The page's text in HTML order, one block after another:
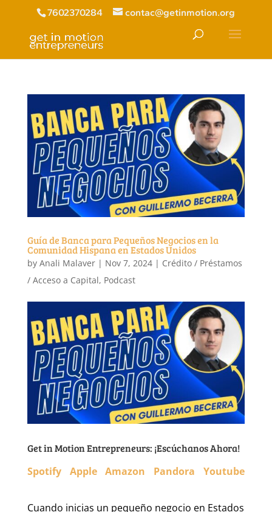
7602370284 contac@getinmotion.org
Guía de Banca para Pequeños Negocios en la
Comunidad Hispana en Estados Unidos
by Anali Malaver| Nov 7, 2024| Crédito / Préstamos
/ Acceso a Capital, Podcast
Get in Motion Entrepreneurs: ¡Escúchanos Ahora!
Spotify Apple Amazon Pandora Youtube
Cuando inicias un pequeño negocio en Estados